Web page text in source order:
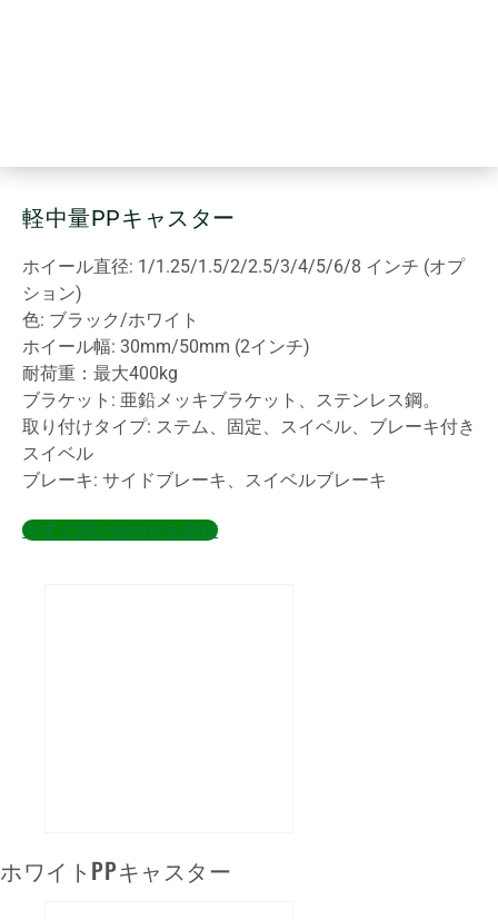
軽中量PPキャスター
ホイール直径: 1/1.25/1.5/2/2.5/3/4/5/6/8 インチ (オプ
ション)
色: ブラック/ホワイト
ホイール幅: 30mm/50mm (2インチ)
耐荷重：最大400kg
ブラケット: 亜鉛メッキブラケット、ステンレス鋼。
取り付けタイプ: ステム、固定、スイベル、ブレーキ付き
スイベル
ブレーキ: サイドブレーキ、スイベルブレーキ
今すぐ問い合わせを送信
ホワイトPPキャスター